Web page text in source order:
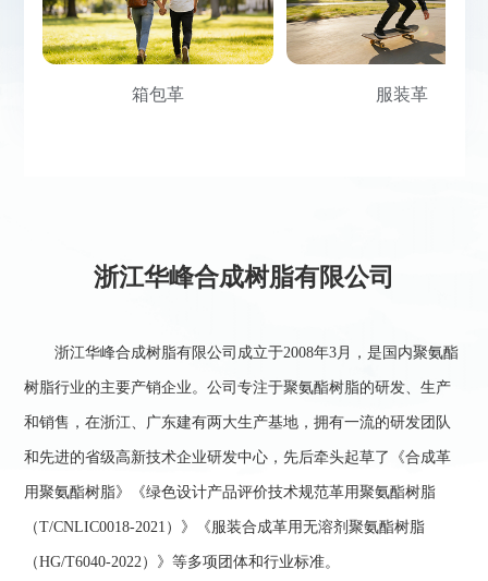
服装革 鞋革
浙江华峰合成树脂有限公司
浙江华峰合成树脂有限公司成立于2008年3月，是国内聚氨酯
树脂行业的主要产销企业。公司专注于聚氨酯树脂的研发、生产
和销售，在浙江、广东建有两大生产基地，拥有一流的研发团队
和先进的省级高新技术企业研发中心，先后牵头起草了《合成革
用聚氨酯树脂》《绿色设计产品评价技术规范革用聚氨酯树脂
（T/CNLIC0018-2021）》《服装合成革用无溶剂聚氨酯树脂
（HG/T6040-2022）》等多项团体和行业标准。